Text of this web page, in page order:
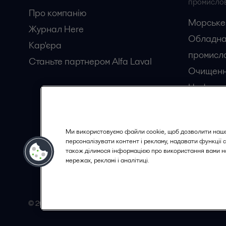
Про компанію
Журнал Here
Кар'єрa
Станьте партнером Alfa Laval
© 2015-2026ALFA LAVAL
Ми використовуємо файли cookie, щоб дозволити
персоналізувати контент і рекламу, надавати
також ділимося інформацією про використання вами
мережах, рекламі і аналітиці.